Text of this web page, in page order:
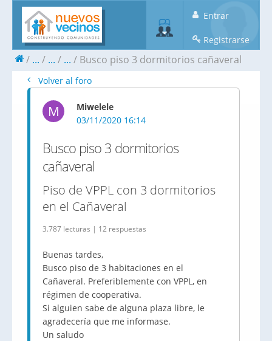
Entrar
Registrarse
... ... ... Busco piso 3 dormitorios cañaveral
Volver al foro
M
Miwelele
03/11/2020 16:14
Busco piso 3 dormitorios
cañaveral
Piso de VPPL con 3 dormitorios
en el Cañaveral
3.787 lecturas | 12 respuestas
Buenas tardes,
Busco piso de 3 habitaciones en el
Cañaveral. Preferiblemente con VPPL, en
régimen de cooperativa.
Si alguien sabe de alguna plaza libre, le
agradecería que me informase.
Un saludo